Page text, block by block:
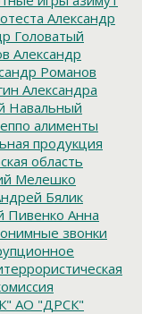
Александр
Головатый
Александр
Романов
Александра
Навальный
алименты
продукция
область
Мелешко
Бялик
Пивенко Анна
звонки
АО "ДРСК"